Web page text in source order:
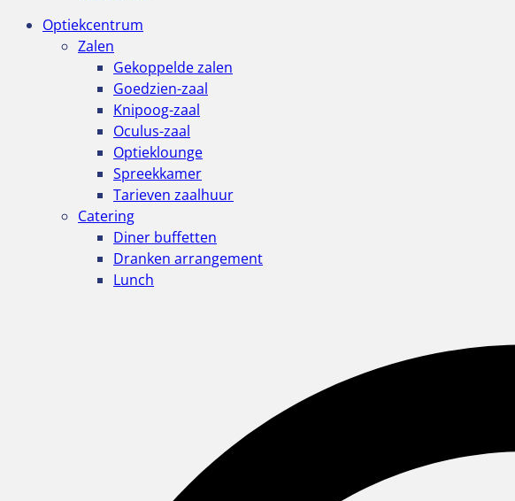
Optiekcentrum
Zalen
Gekoppelde zalen
Goedzien-zaal
Knipoog-zaal
Oculus-zaal
Optieklounge
Spreekkamer
Tarieven zaalhuur
Catering
Diner buffetten
Dranken arrangement
Lunch